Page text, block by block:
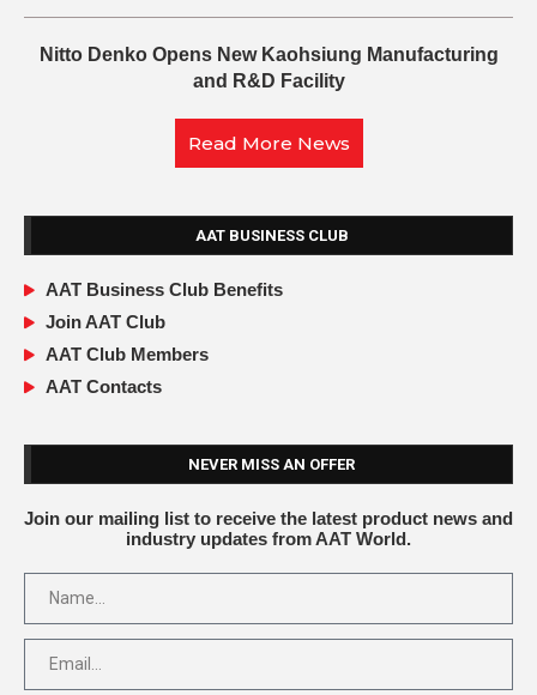
Nitto Denko Opens New Kaohsiung Manufacturing
and R&D Facility
Read More News
AAT BUSINESS CLUB
AAT Business Club Benefits
Join AAT Club
AAT Club Members
AAT Contacts
NEVER MISS AN OFFER
Join our mailing list to receive the latest product news and
industry updates from AAT World.